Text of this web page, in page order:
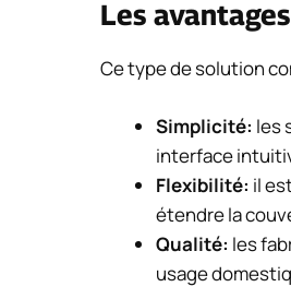
Les
Ce type de solution
Simplicité: les
interface
Flexibilité: il
étendre la
Qualité: les
usage